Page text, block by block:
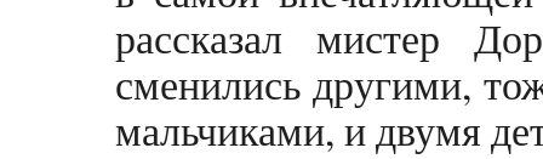
рассказал мистер
сменились другими,
мальчиками, и двумя